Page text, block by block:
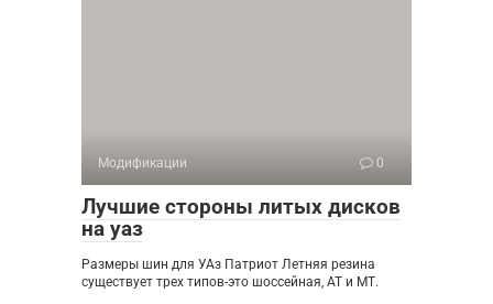
Модификации 0
Лучшие стороны литых дисков
на уаз
Размеры шин для УАз Патриот Летняя резина
существует трех типов-это шоссейная, АТ и МТ.